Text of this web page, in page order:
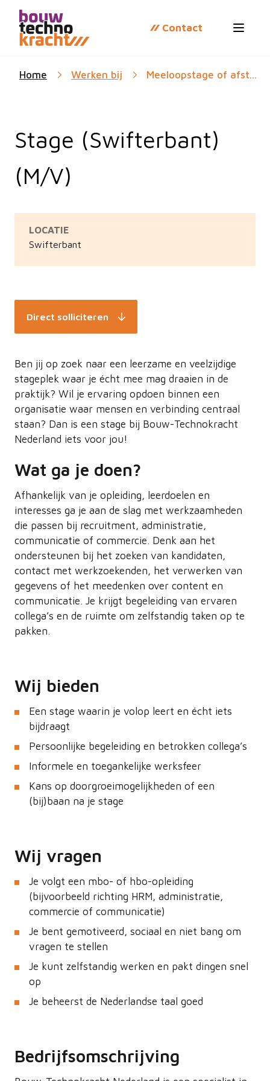
Contact
Open
Home Werken bij Meeloopstage of afst...
Stage (Swifterbant)
(M/V)
LOCATIE
Swifterbant
Direct solliciteren
Ben jij op zoek naar een leerzame en veelzijdige
stageplek waar je écht mee mag draaien in de
praktijk? Wil je ervaring opdoen binnen een
organisatie waar mensen en verbinding centraal
staan? Dan is een stage bij Bouw-Technokracht
Nederland iets voor jou!
Wat ga je doen?
Afhankelijk van je opleiding, leerdoelen en
interesses ga je aan de slag met werkzaamheden
die passen bij recruitment, administratie,
communicatie of commercie. Denk aan het
ondersteunen bij het zoeken van kandidaten,
contact met werkzoekenden, het verwerken van
gegevens of het meedenken over content en
communicatie. Je krijgt begeleiding van ervaren
collega’s en de ruimte om zelfstandig taken op te
pakken.
Wij bieden
Een stage waarin je volop leert en écht iets
bijdraagt
Persoonlijke begeleiding en betrokken collega’s
Informele en toegankelijke werksfeer
Kans op doorgroeimogelijkheden of een
(bij)baan na je stage
Wij vragen
Je volgt een mbo- of hbo-opleiding
(bijvoorbeeld richting HRM, administratie,
commercie of communicatie)
Je bent gemotiveerd, sociaal en niet bang om
vragen te stellen
Je kunt zelfstandig werken en pakt dingen snel
op
Je beheerst de Nederlandse taal goed
Bedrijfsomschrijving